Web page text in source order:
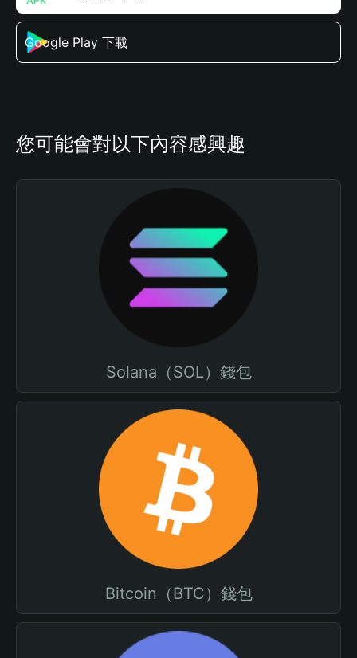
Google Play 下載
您可能會對以下內容感興趣
Solana（SOL）錢包
Bitcoin（BTC）錢包